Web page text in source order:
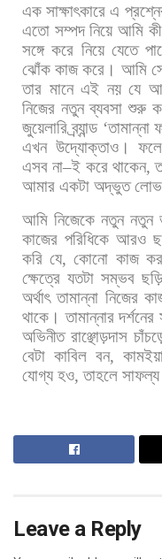
এক সাক্ষাৎকারে এ
এতো সম্পদ নিয়ে আমি কী
সঙ্গে করে নিয়ে যেতে
ঝোঁক কাজ করে। আমি
তার মানে এই নয় যে
নিজের নতুন ব্যবসা শুরু
জুয়েলারি ব্র্যান্ড ‘তামান্না
এখন উদ্যোক্তাও। ফলে
এসব না–ই করে থাকেন,
আমার একটা অদ্ভুত লোভ
আমি নিজেকে নতুন নতুন
কাজের পরিধিকে আরও
করি যে,কোনো কাজ
ক্ষেত্রে যতটা সম্ভব
অর্থাৎ তামান্না নিজের
থাকে। তামান্নার দর্শনের
অভিনীত রাঞ্ছোড়দাস
বেটা কাবিল বন,
যোগ্য হও,তাহলে সাফল্য
Leave a Reply